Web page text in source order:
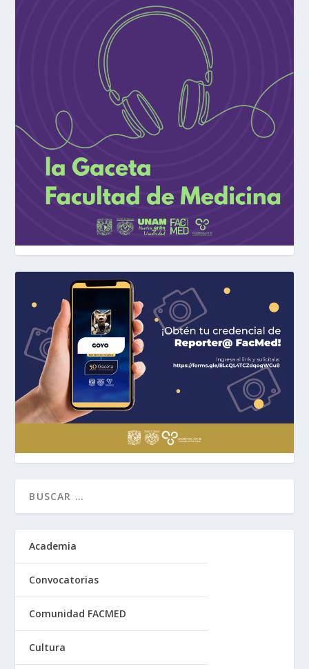
Academia
Convocatorias
Comunidad FACMED
Cultura